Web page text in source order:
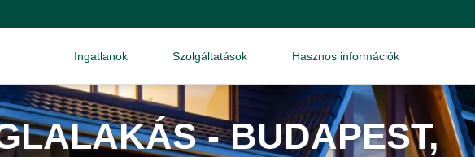
Ingatlanok Szolgáltatások Hasznos információk
- BUDAPEST,